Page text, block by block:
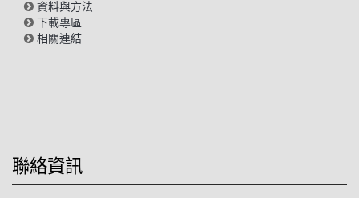
資料與方法
下載專區
相關連結
聯絡資訊